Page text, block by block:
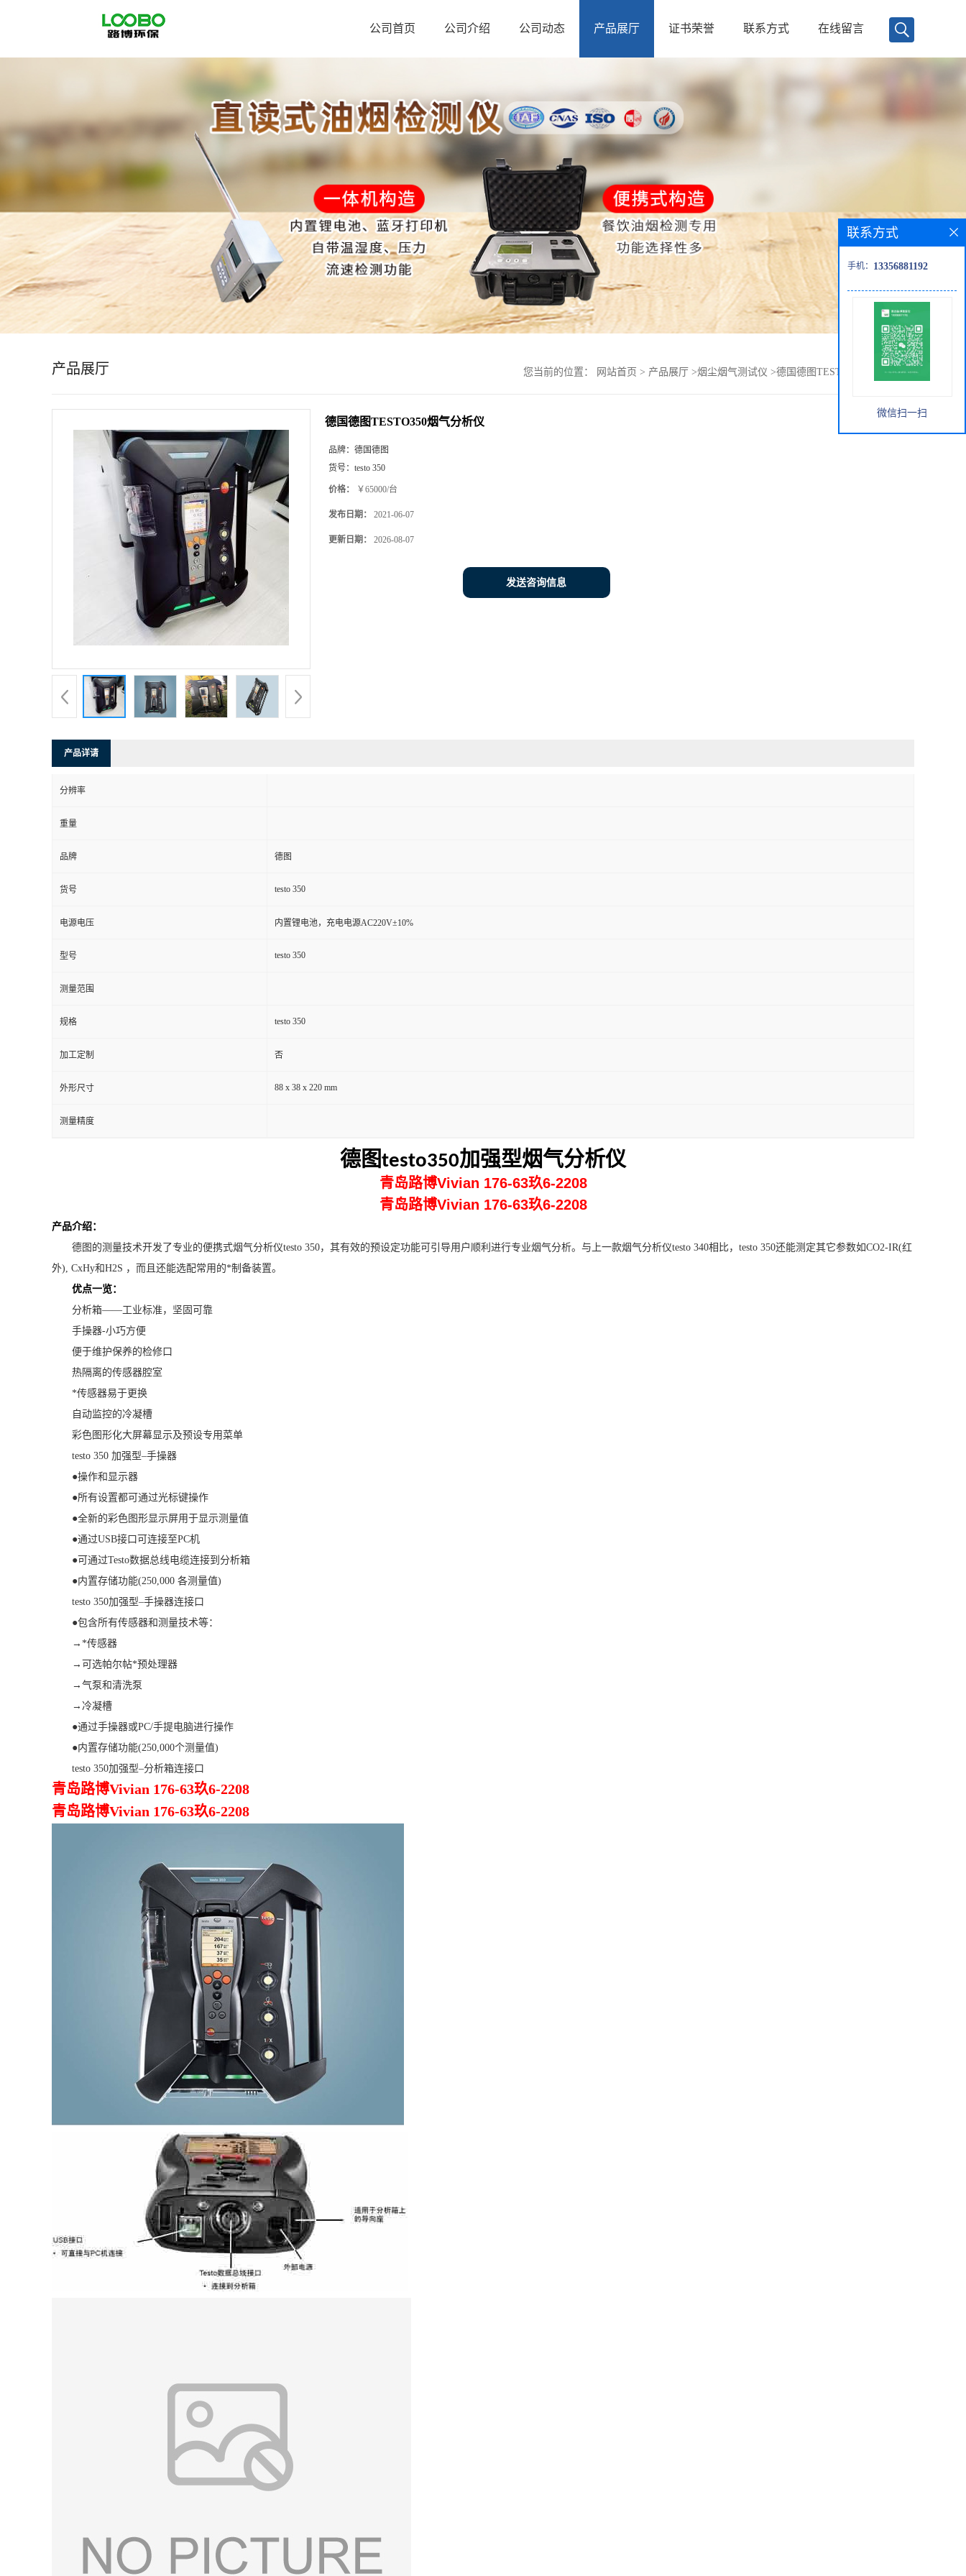
首
介
公司首页 公司介绍 公司动态 产品展厅 证书荣誉 联系方式 在线留言
产品展厅 您当前的位置： 网站首页 > 产品展厅 >烟尘烟气测试仪 >德国德图TESTO350烟气分析仪
德国德图TESTO350烟气分析仪
品牌： 德国德图
货号： testo 350
价格： ￥65000/台
发布日期： 2021-06-07
更新日期： 2026-08-07
发送咨询信息
产品详请
分辨率
重量
品牌 德图
货号 testo 350
电源电压 内置锂电池，充电电源AC220V±10%
型号 testo 350
测量范围
规格 testo 350
加工定制 否
外形尺寸 88 x 38 x 220 mm
测量精度
德图testo350加强型烟气分析仪
青岛路博Vivian 176-63玖6-2208
青岛路博Vivian 176-63玖6-2208
产品介绍：
德图的测量技术开发了专业的便携式烟气分析仪testo 350，其有效的预设定功能可引导用户顺利进行专业烟气分析。与上一款烟气分析仪testo 340相比，testo 350还能测定其它参数如CO2-IR(红
外), CxHy和H2S ，而且还能选配常用的*制备装置。
优点一览：
分析箱——工业标准，坚固可靠
手操器-小巧方便
便于维护保养的检修口
热隔离的传感器腔室
*传感器易于更换
自动监控的冷凝槽
彩色图形化大屏幕显示及预设专用菜单
testo 350 加强型–手操器
●操作和显示器
●所有设置都可通过光标键操作
●全新的彩色图形显示屏用于显示测量值
●通过USB接口可连接至PC机
●可通过Testo数据总线电缆连接到分析箱
●内置存储功能(250,000 各测量值)
testo 350加强型–手操器连接口
●包含所有传感器和测量技术等：
→*传感器
→可选帕尔帖*预处理器
→气泵和清洗泵
→冷凝槽
●通过手操器或PC/手提电脑进行操作
●内置存储功能(250,000个测量值)
testo 350加强型–分析箱连接口
青岛路博Vivian 176-63玖6-2208
青岛路博Vivian 176-63玖6-2208
联系方式
手机： 13356881192
微信扫一扫